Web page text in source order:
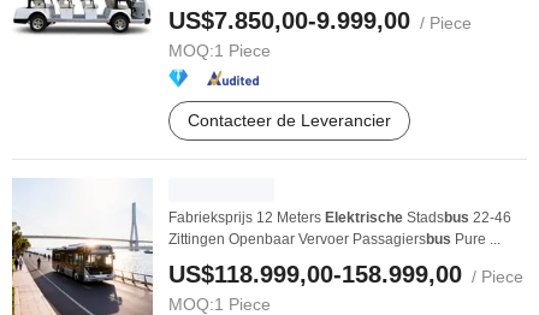
US$7.850,00-9.999,00 / Piece
MOQ:1 Piece
Contacteer de Leverancier
Fabrieksprijs 12 Meters Elektrische Stadsbus 22-46
Zittingen Openbaar Vervoer Passagiersbus Pure ...
US$118.999,00-158.999,00 / Piece
MOQ:1 Piece